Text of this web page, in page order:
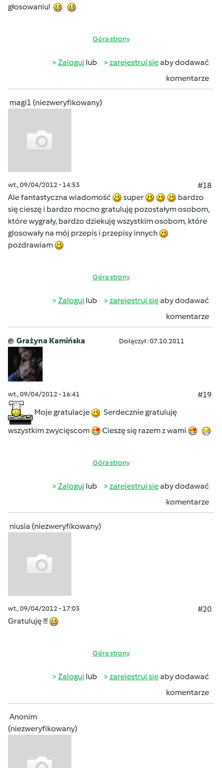
głosowaniu!
Góra strony
Zaloguj lub zarejestruj sięaby dodawać
komentarze
magi1 (niezweryfikowany)
wt., 09/04/2012 - 14:53
#18
Ale fantastyczna wiadomość
super
bardzo
się cieszę i bardzo mocno gratuluję pozostałym osobom,
które wygrały, bardzo dziekuję wszystkim osobom, które
glosowały na mój przepis i przepisy innych
pozdrawiam
Góra strony
Zaloguj lub zarejestruj sięaby dodawać
komentarze
Grażyna Kamińska Dołączył : 07.10.2011
wt., 09/04/2012 - 16:41
#19
Moje gratulacje
Serdecznie gratuluję
wszystkim zwycięscom
Cieszę się razem z wami
Góra strony
Zaloguj lub zarejestruj sięaby dodawać
komentarze
niusia (niezweryfikowany)
wt., 09/04/2012 - 17:03
#20
Gratuluję !!!
Góra strony
Zaloguj lub zarejestruj sięaby dodawać
komentarze
Anonim
(niezweryfikowany)